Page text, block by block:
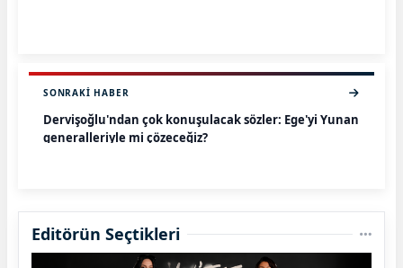
SONRAKI HABER
Dervişoğlu'ndan çok konuşulacak sözler: Ege'yi Yunan
generalleriyle mi çözeceğiz?
Editörün Seçtikleri